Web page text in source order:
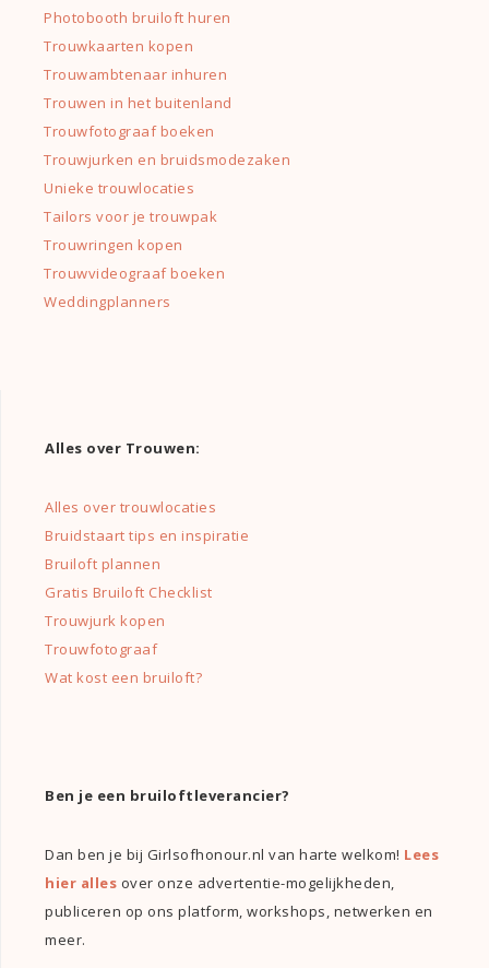
Photobooth bruiloft huren
Trouwkaarten kopen
Trouwambtenaar inhuren
Trouwen in het buitenland
Trouwfotograaf boeken
Trouwjurken en bruidsmodezaken
Unieke trouwlocaties
Tailors voor je trouwpak
Trouwringen kopen
Trouwvideograaf boeken
Weddingplanners
Alles over Trouwen:
Alles over trouwlocaties
Bruidstaart tips en inspiratie
Bruiloft plannen
Gratis Bruiloft Checklist
Trouwjurk kopen
Trouwfotograaf
Wat kost een bruiloft?
Ben je een bruiloftleverancier?
Dan ben je bij Girlsofhonour.nl van harte welkom! Lees
hier alles over onze advertentie-mogelijkheden,
publiceren op ons platform, workshops, netwerken en
meer.